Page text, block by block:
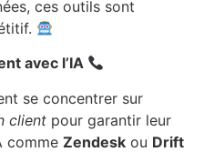
ces outils sont
avec l’IA
se concentrer sur
client pour garantir leur
comme Zendesk ou Drift